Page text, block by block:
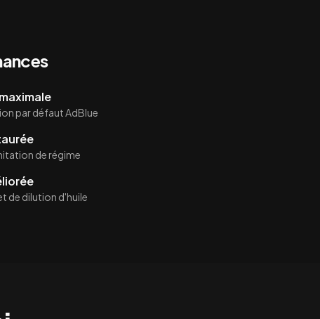
par défaut AdBlue
de régime
de dilution d'huile